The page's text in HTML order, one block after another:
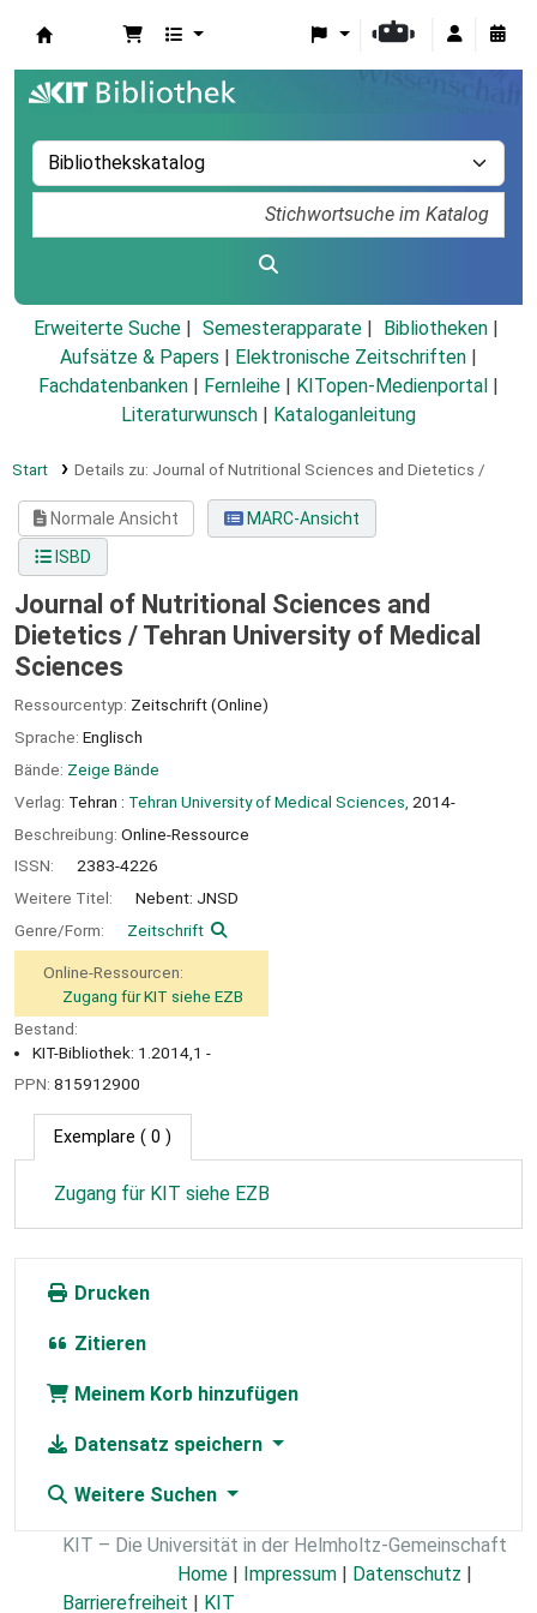
Erweiterte Suche Semesterapparate
Bibliotheken
Aufsätze & Papers
Elektronische Zeitschriften
Fachdatenbanken
Fernleihe KITopen-Medienportal
Literaturwunsch
Kataloganleitung
Start Details zu: Journal of Nutritional Sciences and Dietetics /
Normale Ansicht
MARC-Ansicht
ISBD
Journal of Nutritional Sciences and
Dietetics / Tehran University of Medical
Sciences
Ressourcentyp: Zeitschrift (Online)
Sprache: Englisch
Bände: Zeige Bände
Verlag: Tehran : Tehran University of Medical Sciences, 2014-
Beschreibung: Online-Ressource
ISSN:
2383-4226
Weitere Titel:
Nebent: JNSD
Genre/Form:
Zeitschrift
Online-Ressourcen:
Zugang für KIT siehe EZB
Bestand:
KIT-Bibliothek: 1.2014,1 -
PPN: 815912900
Exemplare ( 0 )
Zugang für KIT siehe EZB
Drucken
Zitieren
Meinem Korb hinzufügen
Datensatz speichern
Weitere Suchen
KIT – Die Universität in der Helmholtz-Gemeinschaft
Home | Impressum | Datenschutz |
Barrierefreiheit | KIT